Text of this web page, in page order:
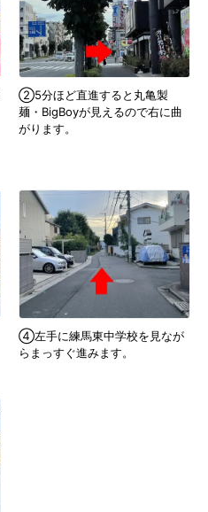
②5分ほど直進すると丸亀製
麺・BigBoyが見えるので右に曲
がります。
④左手に練馬東中学校を見なが
らまっすぐ進みます。